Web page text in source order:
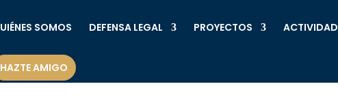
SOMOS DEFENSA LEGAL PROYECTOS ACTIVIDAD
HAZTE AMIGO